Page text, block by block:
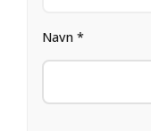
Navn *